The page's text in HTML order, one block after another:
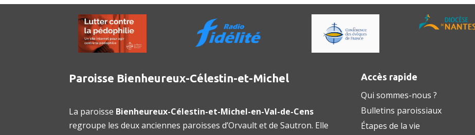
Paroisse Bienheureux-Célestin-et-Michel
La paroisse Bienheureux-Célestin-et-Michel-en-Val-de-Cens
regroupe les deux anciennes paroisses d’Orvault et de Sautron. Elle
Accès rapide
Qui sommes-nous ?
Bulletins paroissiaux
Étapes de la vie